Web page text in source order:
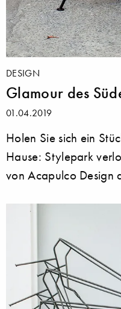
DESIGN
Glamour des
01.04.2019
Holen Sie sich ein
Hause: Stylepark
von Acapulco Design